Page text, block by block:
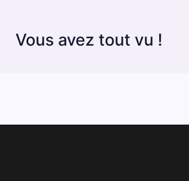
Vous avez tout vu !